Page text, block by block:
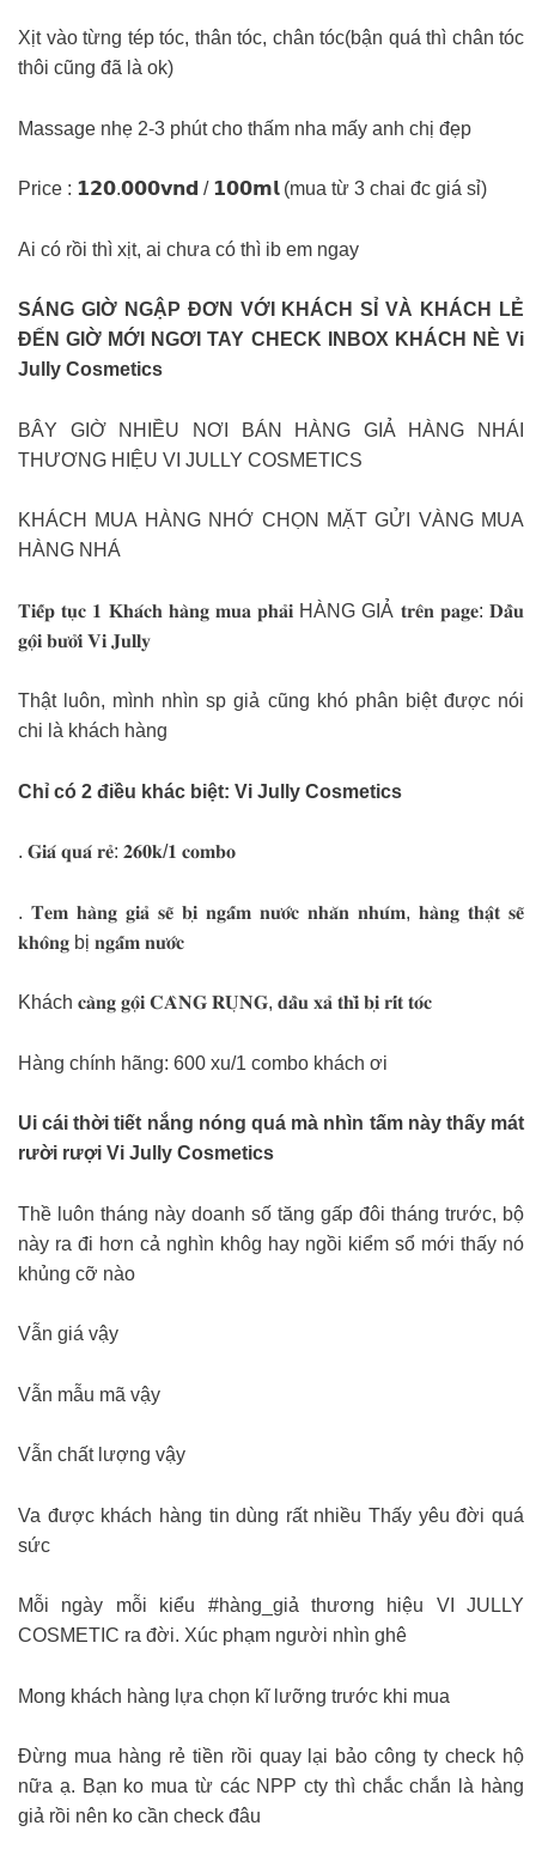
Xịt vào từng tép tóc, thân tóc, chân tóc(bận quá thì chân tóc
thôi cũng đã là ok)
Massage nhẹ 2-3 phút cho thấm nha mấy anh chị đẹp
Price : 𝟭𝟮𝟬.𝟬𝟬𝟬𝘃𝗻𝗱 / 𝟭𝟬𝟬𝗺𝗹 (mua từ 3 chai đc giá sỉ)
Ai có rồi thì xịt, ai chưa có thì ib em ngay
SÁNG GIỜ NGẬP ĐƠN VỚI KHÁCH SỈ VÀ KHÁCH LẺ
ĐẾN GIỜ MỚI NGƠI TAY CHECK INBOX KHÁCH NÈ Vi
Jully Cosmetics
BÂY GIỜ NHIỀU NƠI BÁN HÀNG GIẢ HÀNG NHÁI
THƯƠNG HIỆU VI JULLY COSMETICS
KHÁCH MUA HÀNG NHỚ CHỌN MẶT GỬI VÀNG MUA
HÀNG NHÁ
𝐓𝐢𝐞̂́𝐩 𝐭𝐮̣𝐜 𝟏 𝐊𝐡𝐚́𝐜𝐡 𝐡𝐚̀𝐧𝐠 𝐦𝐮𝐚 𝐩𝐡𝐚̉𝐢 HÀNG GIẢ 𝐭𝐫𝐞̂𝐧 𝐩𝐚𝐠𝐞: 𝐃𝐚̂̀𝐮
𝐠𝐨̣̂𝐢 𝐛𝐮̛𝐨̛̉𝐢 𝐕𝐢 𝐉𝐮𝐥𝐥𝐲
Thật luôn, mình nhìn sp giả cũng khó phân biệt được nói
chi là khách hàng
Chỉ có 2 điều khác biệt: Vi Jully Cosmetics
. 𝐆𝐢𝐚́ 𝐪𝐮𝐚́ 𝐫𝐞̉: 𝟐𝟔𝟎𝐤/𝟏 𝐜𝐨𝐦𝐛𝐨
. 𝐓𝐞𝐦 𝐡𝐚̀𝐧𝐠 𝐠𝐢𝐚̉ 𝐬𝐞̃ 𝐛𝐢̣ 𝐧𝐠𝐚̂́𝐦 𝐧𝐮̛𝐨̛́𝐜 𝐧𝐡𝐚̆𝐧 𝐧𝐡𝐮́𝐦, 𝐡𝐚̀𝐧𝐠 𝐭𝐡𝐚̣̂𝐭 𝐬𝐞̃
𝐤𝐡𝐨̂𝐧𝐠 bị 𝐧𝐠𝐚̂́𝐦 𝐧𝐮̛𝐨̛́𝐜
Khách 𝐜𝐚̀𝐧𝐠 𝐠𝐨̣̂𝐢 𝐂𝐀̀𝐍𝐆 𝐑𝐔̣𝐍𝐆, 𝐝𝐚̂̀𝐮 𝐱𝐚̉ 𝐭𝐡𝐢̀ 𝐛𝐢̣ 𝐫𝐢́𝐭 𝐭𝐨́𝐜
Hàng chính hãng: 600 xu/1 combo khách ơi
Ui cái thời tiết nắng nóng quá mà nhìn tấm này thấy mát
rười rượi Vi Jully Cosmetics
Thề luôn tháng này doanh số tăng gấp đôi tháng trước, bộ
này ra đi hơn cả nghìn khôg hay ngồi kiểm sổ mới thấy nó
khủng cỡ nào
Vẫn giá vậy
Vẫn mẫu mã vậy
Vẫn chất lượng vậy
Va được khách hàng tin dùng rất nhiều Thấy yêu đời quá
sức
Mỗi ngày mỗi kiểu #hàng_giả thương hiệu VI JULLY
COSMETIC ra đời. Xúc phạm người nhìn ghê
Mong khách hàng lựa chọn kĩ lưỡng trước khi mua
Đừng mua hàng rẻ tiền rồi quay lại bảo công ty check hộ
nữa ạ. Bạn ko mua từ các NPP cty thì chắc chắn là hàng
giả rồi nên ko cần check đâu